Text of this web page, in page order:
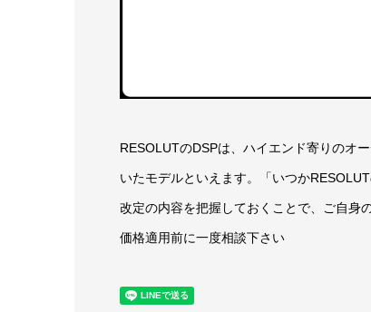
RESOLUTのDSPは、ハイエンド寄りのオ
いたモデルといえます。「いつか
改定の内容を把握しておくことで、ご自身
価格適用前に一度相談下さい